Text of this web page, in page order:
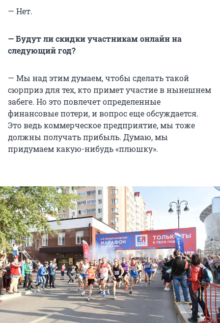
— Нет.
— Будут ли скидки участникам онлайн на
следующий год?
— Мы над этим думаем, чтобы сделать такой
сюрприз для тех, кто примет участие в нынешнем
забеге. Но это повлечет определенные
финансовые потери, и вопрос еще обсуждается.
Это ведь коммерческое предприятие, мы тоже
должны получать прибыль. Думаю, мы
придумаем какую-нибудь «плюшку».